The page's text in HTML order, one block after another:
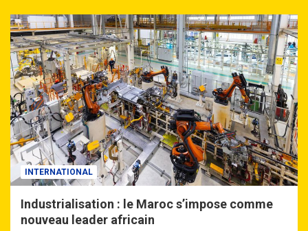
INTERNATIONAL
Industrialisation : le Maroc s’impose comme
nouveau leader africain